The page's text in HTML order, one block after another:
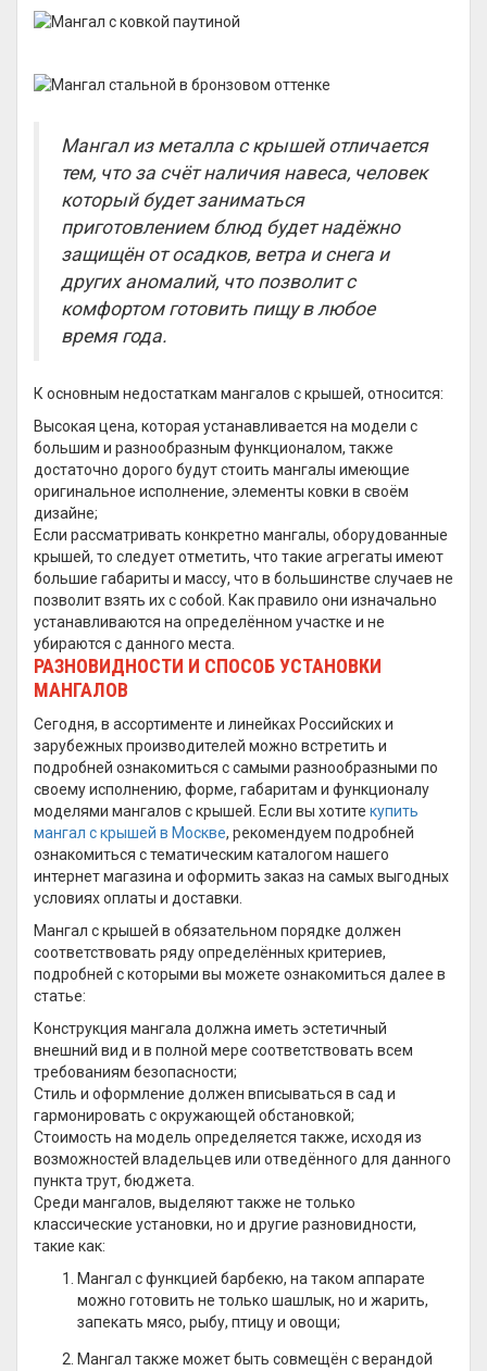
Мангал из металла с крышей отличается
тем, что за счёт наличия навеса, человек
который будет заниматься
приготовлением блюд будет надёжно
защищён от осадков, ветра и снега и
других аномалий, что позволит с
комфортом готовить пищу в любое
время года.
К основным недостаткам мангалов с крышей, относится:
Высокая цена, которая устанавливается на модели с
большим и разнообразным функционалом, также
достаточно дорого будут стоить мангалы имеющие
оригинальное исполнение, элементы ковки в своём
дизайне;
Если рассматривать конкретно мангалы, оборудованные
крышей, то следует отметить, что такие агрегаты имеют
большие габариты и массу, что в большинстве случаев не
позволит взять их с собой. Как правило они изначально
устанавливаются на определённом участке и не
убираются с данного места.
РАЗНОВИДНОСТИ И СПОСОБ УСТАНОВКИ
МАНГАЛОВ
Сегодня, в ассортименте и линейках Российских и
зарубежных производителей можно встретить и
подробней ознакомиться с самыми разнообразными по
своему исполнению, форме, габаритам и функционалу
моделями мангалов с крышей. Если вы хотите купить
мангал с крышей в Москве, рекомендуем подробней
ознакомиться с тематическим каталогом нашего
интернет магазина и оформить заказ на самых выгодных
условиях оплаты и доставки.
Мангал с крышей в обязательном порядке должен
соответствовать ряду определённых критериев,
подробней с которыми вы можете ознакомиться далее в
статье:
Конструкция мангала должна иметь эстетичный
внешний вид и в полной мере соответствовать всем
требованиям безопасности;
Стиль и оформление должен вписываться в сад и
гармонировать с окружающей обстановкой;
Стоимость на модель определяется также, исходя из
возможностей владельцев или отведённого для данного
пункта трут, бюджета.
Среди мангалов, выделяют также не только
классические установки, но и другие разновидности,
такие как:
Мангал с функцией барбекю, на таком аппарате
можно готовить не только шашлык, но и жарить,
запекать мясо, рыбу, птицу и овощи;
Мангал также может быть совмещён с верандой